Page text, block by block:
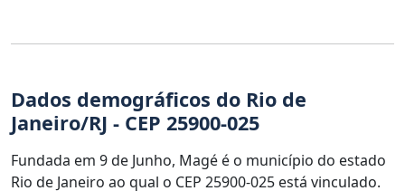
Dados demográficos do Rio de
Janeiro/RJ - CEP 25900-025
Fundada em 9 de Junho, Magé é o município do estado
Rio de Janeiro ao qual o CEP 25900-025 está vinculado.